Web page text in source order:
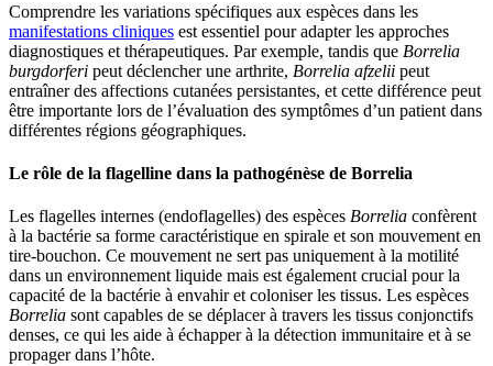
Comprendre les variations spécifiques aux espèces dans les
manifestations cliniques est essentiel pour adapter les approches
diagnostiques et thérapeutiques. Par exemple, tandis que Borrelia
burgdorferi peut déclencher une arthrite, Borrelia afzelii peut
entraîner des affections cutanées persistantes, et cette différence peut
être importante lors de l’évaluation des symptômes d’un patient dans
différentes régions géographiques.
Le rôle de la flagelline dans la pathogénèse de Borrelia
Les flagelles internes (endoflagelles) des espèces Borrelia confèrent
à la bactérie sa forme caractéristique en spirale et son mouvement en
tire-bouchon. Ce mouvement ne sert pas uniquement à la motilité
dans un environnement liquide mais est également crucial pour la
capacité de la bactérie à envahir et coloniser les tissus. Les espèces
Borrelia sont capables de se déplacer à travers les tissus conjonctifs
denses, ce qui les aide à échapper à la détection immunitaire et à se
propager dans l’hôte.